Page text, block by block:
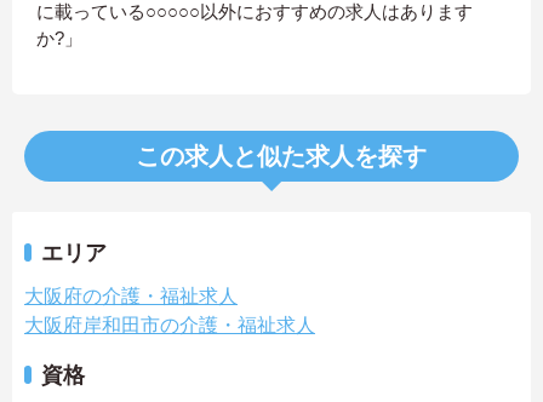
に載っている○○○○○以外におすすめの求人はあります
か?」
この求人と似た求人を探す
エリア
大阪府の介護・福祉求人
大阪府岸和田市の介護・福祉求人
資格